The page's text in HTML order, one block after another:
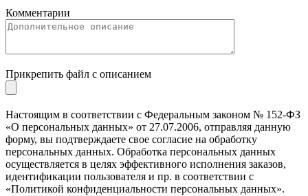
Комментарии
Прикрепить файл с описанием
Настоящим в соответствии с Федеральным законом № 152-ФЗ
«О персональных данных» от 27.07.2006, отправляя данную
форму, вы подтверждаете свое согласие на обработку
персональных данных. Обработка персональных данных
осуществляется в целях эффективного исполнения заказов,
идентификации пользователя и пр. в соответствии с
«Политикой конфиденциальности персональных данных».